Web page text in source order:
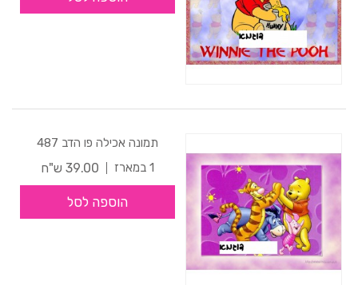
תמונה אכילה פו הדב 487
1 במארז
39.00 ש"ח
הוספה לסל